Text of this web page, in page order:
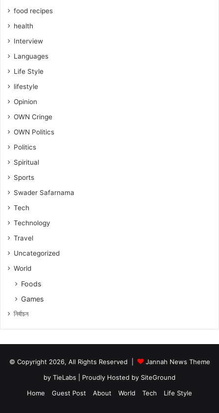
food recipes
health
Interview
Languages
Life Style
lifestyle
Opinion
OWN Cringe
OWN Politics
Politics
Spiritual
Sports
Swader Safarnama
Tech
Technology
Travel
Uncategorized
World
Foods
Games
নিৰ্বাচন
© Copyright 2026, All Rights Reserved |
Jannah News Theme
by TieLabs | Proudly Hosted by SiteGround
Home
Guest Post About World Tech Life Style